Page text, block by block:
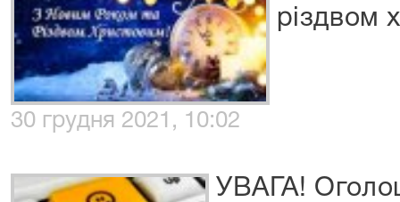
різдвом
30 грудня 2021, 10:02
УВАГА!